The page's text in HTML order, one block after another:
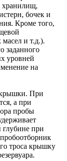
хранилищ,
бочек и
Кроме того,
и т.д.).
заданного
уровней
на
крышки. При
а при
пробы
при
троса крышку